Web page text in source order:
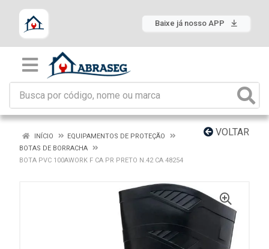
Baixe já nosso APP
VOLTAR
INÍCIO
EQUIPAMENTOS DE PROTEÇÃO
BOTAS DE BORRACHA
BOTA PVC 100AWORK F CA PR PRETO N.42 CA 48254